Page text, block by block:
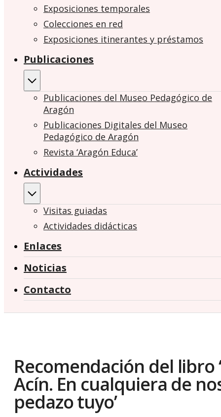
Exposiciones temporales
Colecciones en red
Exposiciones itinerantes y préstamos
Publicaciones
Publicaciones del Museo Pedagógico de
Aragón
Publicaciones Digitales del Museo
Pedagógico de Aragón
Revista ‘Aragón Educa’
Actividades
Visitas guiadas
Actividades didácticas
Enlaces
Noticias
Contacto
Recomendación del libro
Acín. En cualquiera de
pedazo tuyo’